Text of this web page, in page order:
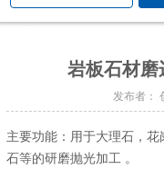
岩板石材磨
发布者：
主要功能：用于大理石，
石等的研磨抛光加工 。